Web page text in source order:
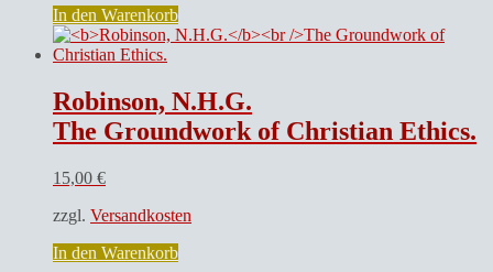
In den Warenkorb
Robinson, N.H.G.
The Groundwork of Christian Ethics.
15,00 €
zzgl. Versandkosten
In den Warenkorb